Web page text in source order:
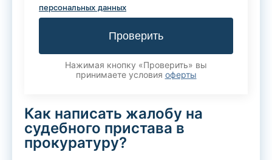
персональных данных
Проверить
Нажимая кнопку «Проверить» вы
принимаете условия оферты
Как написать жалобу на
судебного пристава в
прокуратуру?